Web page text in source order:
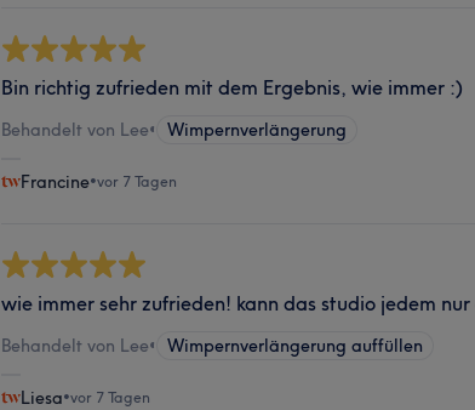
Bin richtig zufrieden mit dem Ergebnis, wie immer :)
Behandelt von Lee• Wimpernverlängerung
Francine•vor 7 Tagen
wie immer sehr zufrieden! kann das studio jedem
Behandelt von Lee• Wimpernverlängerung auffüllen
Liesa•vor 7 Tagen